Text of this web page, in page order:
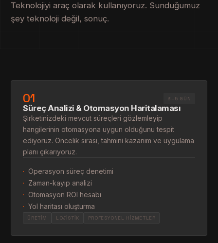
Teknolojiyi araç olarak kullanıyoruz. Sunduğumuz
şey teknoloji değil, sonuç.
01 3–5 GÜN
Süreç Analizi & Otomasyon Haritalaması
Şirketinizdeki mevcut süreçleri gözlemleyip
hangilerinin otomasyona uygun olduğunu tespit
ediyoruz. Öncelik sırası, tahmini kazanım ve uygulama
planı çıkarıyoruz.
· Operasyon süreç denetimi
· Zaman-kayıp analizi
· Otomasyon ROI hesabı
· Yol haritası oluşturma
ÜRETIM LOJISTIK PROFESYONEL HIZMETLER